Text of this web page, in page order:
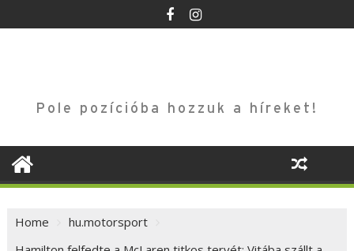
to
Pole pozícióba hozzuk a híreket!
Home
hu.motorsport